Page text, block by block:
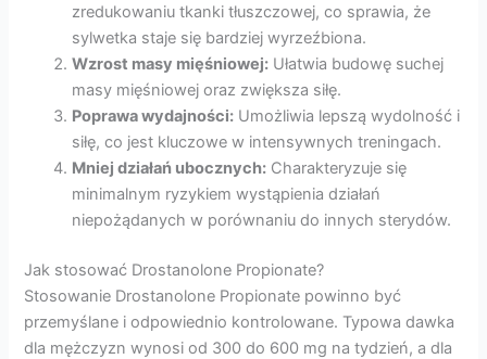
zredukowaniu tkanki tłuszczowej, co sprawia, że
sylwetka staje się bardziej wyrzeźbiona.
Wzrost masy mięśniowej: Ułatwia budowę suchej
masy mięśniowej oraz zwiększa siłę.
Poprawa wydajności: Umożliwia lepszą wydolność i
siłę, co jest kluczowe w intensywnych treningach.
Mniej działań ubocznych: Charakteryzuje się
minimalnym ryzykiem wystąpienia działań
niepożądanych w porównaniu do innych sterydów.
Jak stosować Drostanolone Propionate?
Stosowanie Drostanolone Propionate powinno być
przemyślane i odpowiednio kontrolowane. Typowa dawka
dla mężczyzn wynosi od 300 do 600 mg na tydzień, a dla